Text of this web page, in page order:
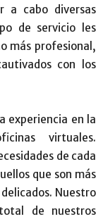
a cabo diversas
de servicio les
más profesional,
con los
experiencia en la
virtuales.
de cada
que son más
Nuestro
de nuestros